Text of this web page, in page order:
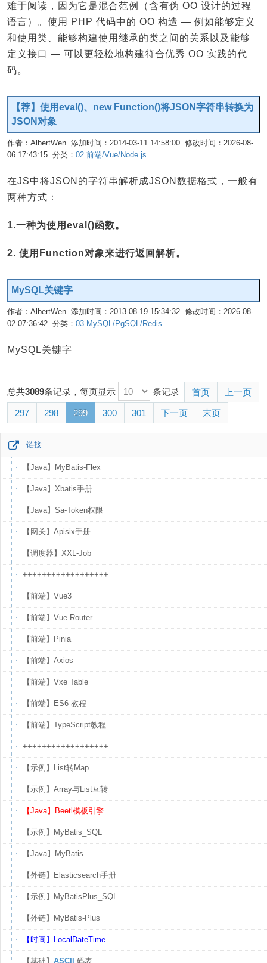
难于阅读，因为它是混合范例（含有伪 OO 设计的过程
语言）。使用 PHP 代码中的 OO 构造 — 例如能够定义
和使用类、能够构建使用继承的类之间的关系以及能够
定义接口 — 可以更轻松地构建符合优秀 OO 实践的代
码。
【荐】使用eval()、new Function()将JSON字符串转换为
JSON对象
作者：AlbertWen 添加时间：2014-03-11 14:58:00 修改时间：2026-08-
06 17:43:15 分类： 02.前端/Vue/Node.js
在JS中将JSON的字符串解析成JSON数据格式，一般有
两种方式：
1.一种为使用eval()函数。
2. 使用Function对象来进行返回解析。
MySQL关键字
作者：AlbertWen 添加时间：2013-08-19 15:34:32 修改时间：2026-08-
02 07:36:42 分类： 03.MySQL/PgSQL/Redis
MySQL关键字
总共3089条记录，每页显示 条记录 首页 上一页
297 298 299 300 301 下一页 末页
链接
【Java】MyBatis-Flex
【Java】Xbatis手册
【Java】Sa-Token权限
【网关】Apisix手册
【调度器】XXL-Job
++++++++++++++++++
【前端】Vue3
【前端】Vue Router
【前端】Pinia
【前端】Axios
【前端】Vxe Table
【前端】ES6 教程
【前端】TypeScript教程
++++++++++++++++++
【示例】List转Map
【示例】Array与List互转
【Java】Beetl模板引擎
【示例】MyBatis_SQL
【Java】MyBatis
【外链】Elasticsearch手册
【示例】MyBatisPlus_SQL
【外链】MyBatis-Plus
【时间】LocalDateTime
【基础】 ASCII 码表